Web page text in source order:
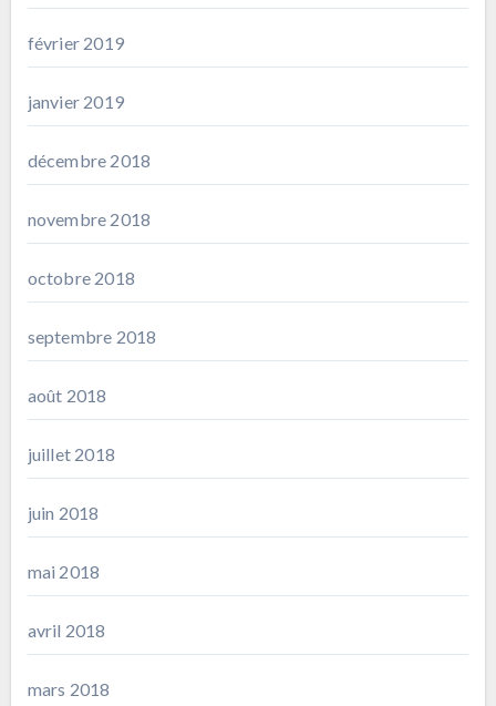
février 2019
janvier 2019
décembre 2018
novembre 2018
octobre 2018
septembre 2018
août 2018
juillet 2018
juin 2018
mai 2018
avril 2018
mars 2018